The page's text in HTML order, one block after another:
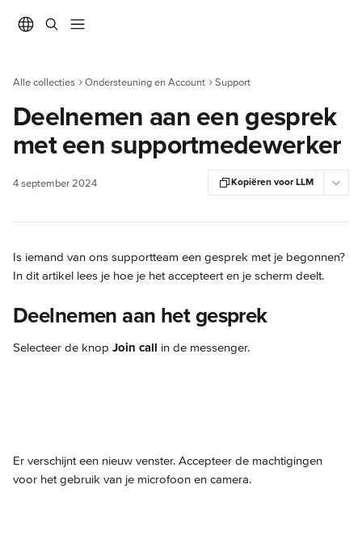
Alle collecties Ondersteuning en Account Support
Deelnemen aan een gesprek
met een supportmedewerker
4 september 2024 Kopiëren voor LLM
Is iemand van ons supportteam een gesprek met je begonnen?
In dit artikel lees je hoe je het accepteert en je scherm deelt.
Deelnemen aan het gesprek
Selecteer de knop Join call in de messenger.
Er verschijnt een nieuw venster. Accepteer de machtigingen
voor het gebruik van je microfoon en camera.